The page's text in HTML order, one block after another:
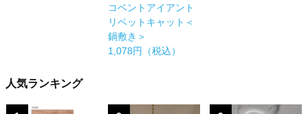
コベントアイアント
リベットキャット＜
鍋敷き＞
1,078円（税込）
人気ランキング